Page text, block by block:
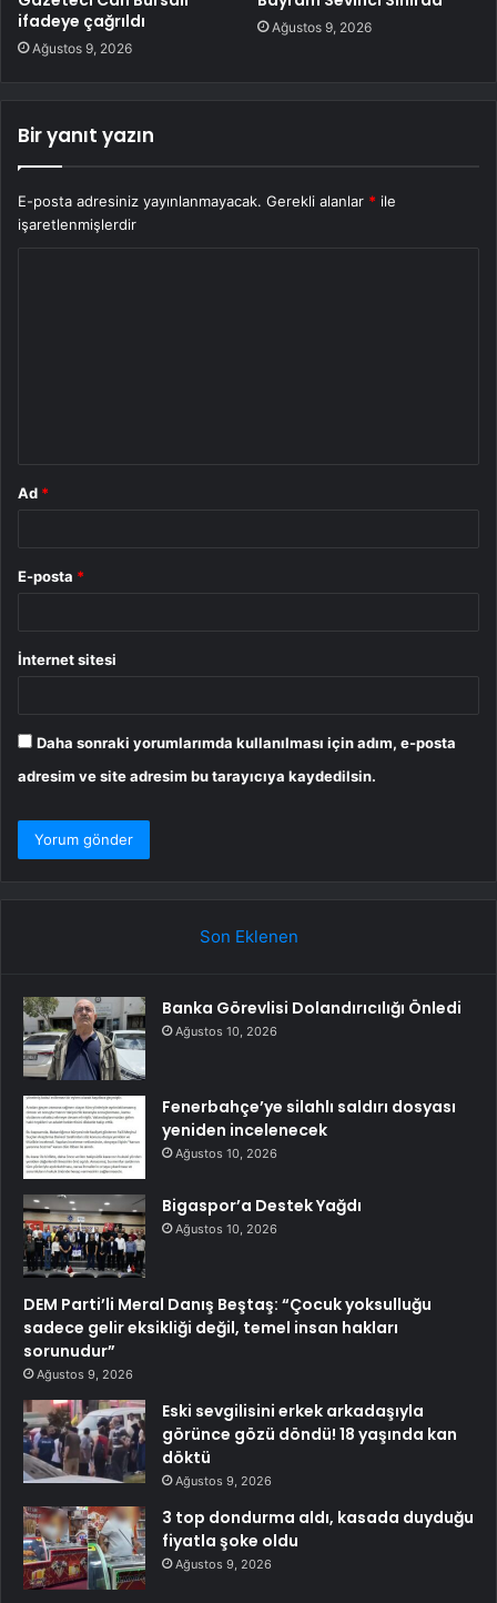
ifadeye çağrıldı
Ağustos 9, 2026
Ağustos 9, 2026
Bir yanıt yazın
E-posta adresiniz yayınlanmayacak. Gerekli alanlar * ile
işaretlenmişlerdir
Ad *
E-posta *
İnternet sitesi
Daha sonraki yorumlarımda kullanılması için adım, e-posta
adresim ve site adresim bu tarayıcıya kaydedilsin.
Son Eklenen
Banka Görevlisi Dolandırıcılığı Önledi
Ağustos 10, 2026
Fenerbahçe’ye silahlı saldırı dosyası
yeniden incelenecek
Ağustos 10, 2026
Bigaspor’a Destek Yağdı
Ağustos 10, 2026
DEM Parti’li Meral Danış Beştaş: “Çocuk yoksulluğu
sadece gelir eksikliği değil, temel insan hakları
sorunudur”
Ağustos 9, 2026
Eski sevgilisini erkek arkadaşıyla
görünce gözü döndü! 18 yaşında kan
döktü
Ağustos 9, 2026
3 top dondurma aldı, kasada duyduğu
fiyatla şoke oldu
Ağustos 9, 2026